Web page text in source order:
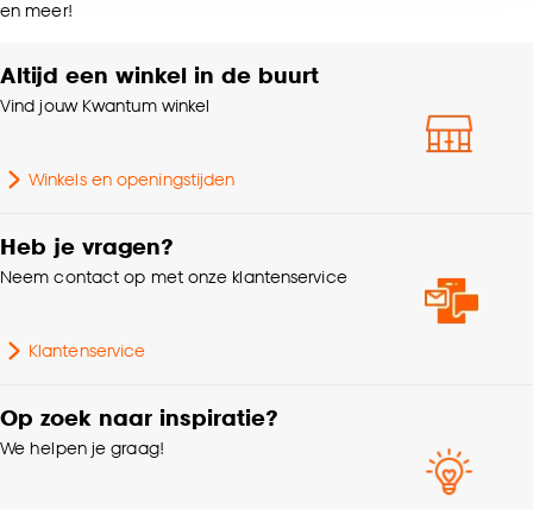
Goed om te weten is dat je deze keuze altijd nog
Kleurtint
Lengte 38 CM
Interieurstijl Modern, Industrieel
Gewicht
en meer!
Altijd een winkel in de buurt
Vind jouw Kwantum winkel
Winkels en openingstijden
Heb je vragen?
Neem contact op met onze klantenservice
Klantenservice
Op zoek naar inspiratie?
We helpen je graag!